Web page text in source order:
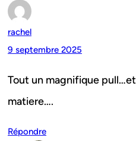
rachel
9 septembre 2025
Tout un magnifique
matiere….
Répondre